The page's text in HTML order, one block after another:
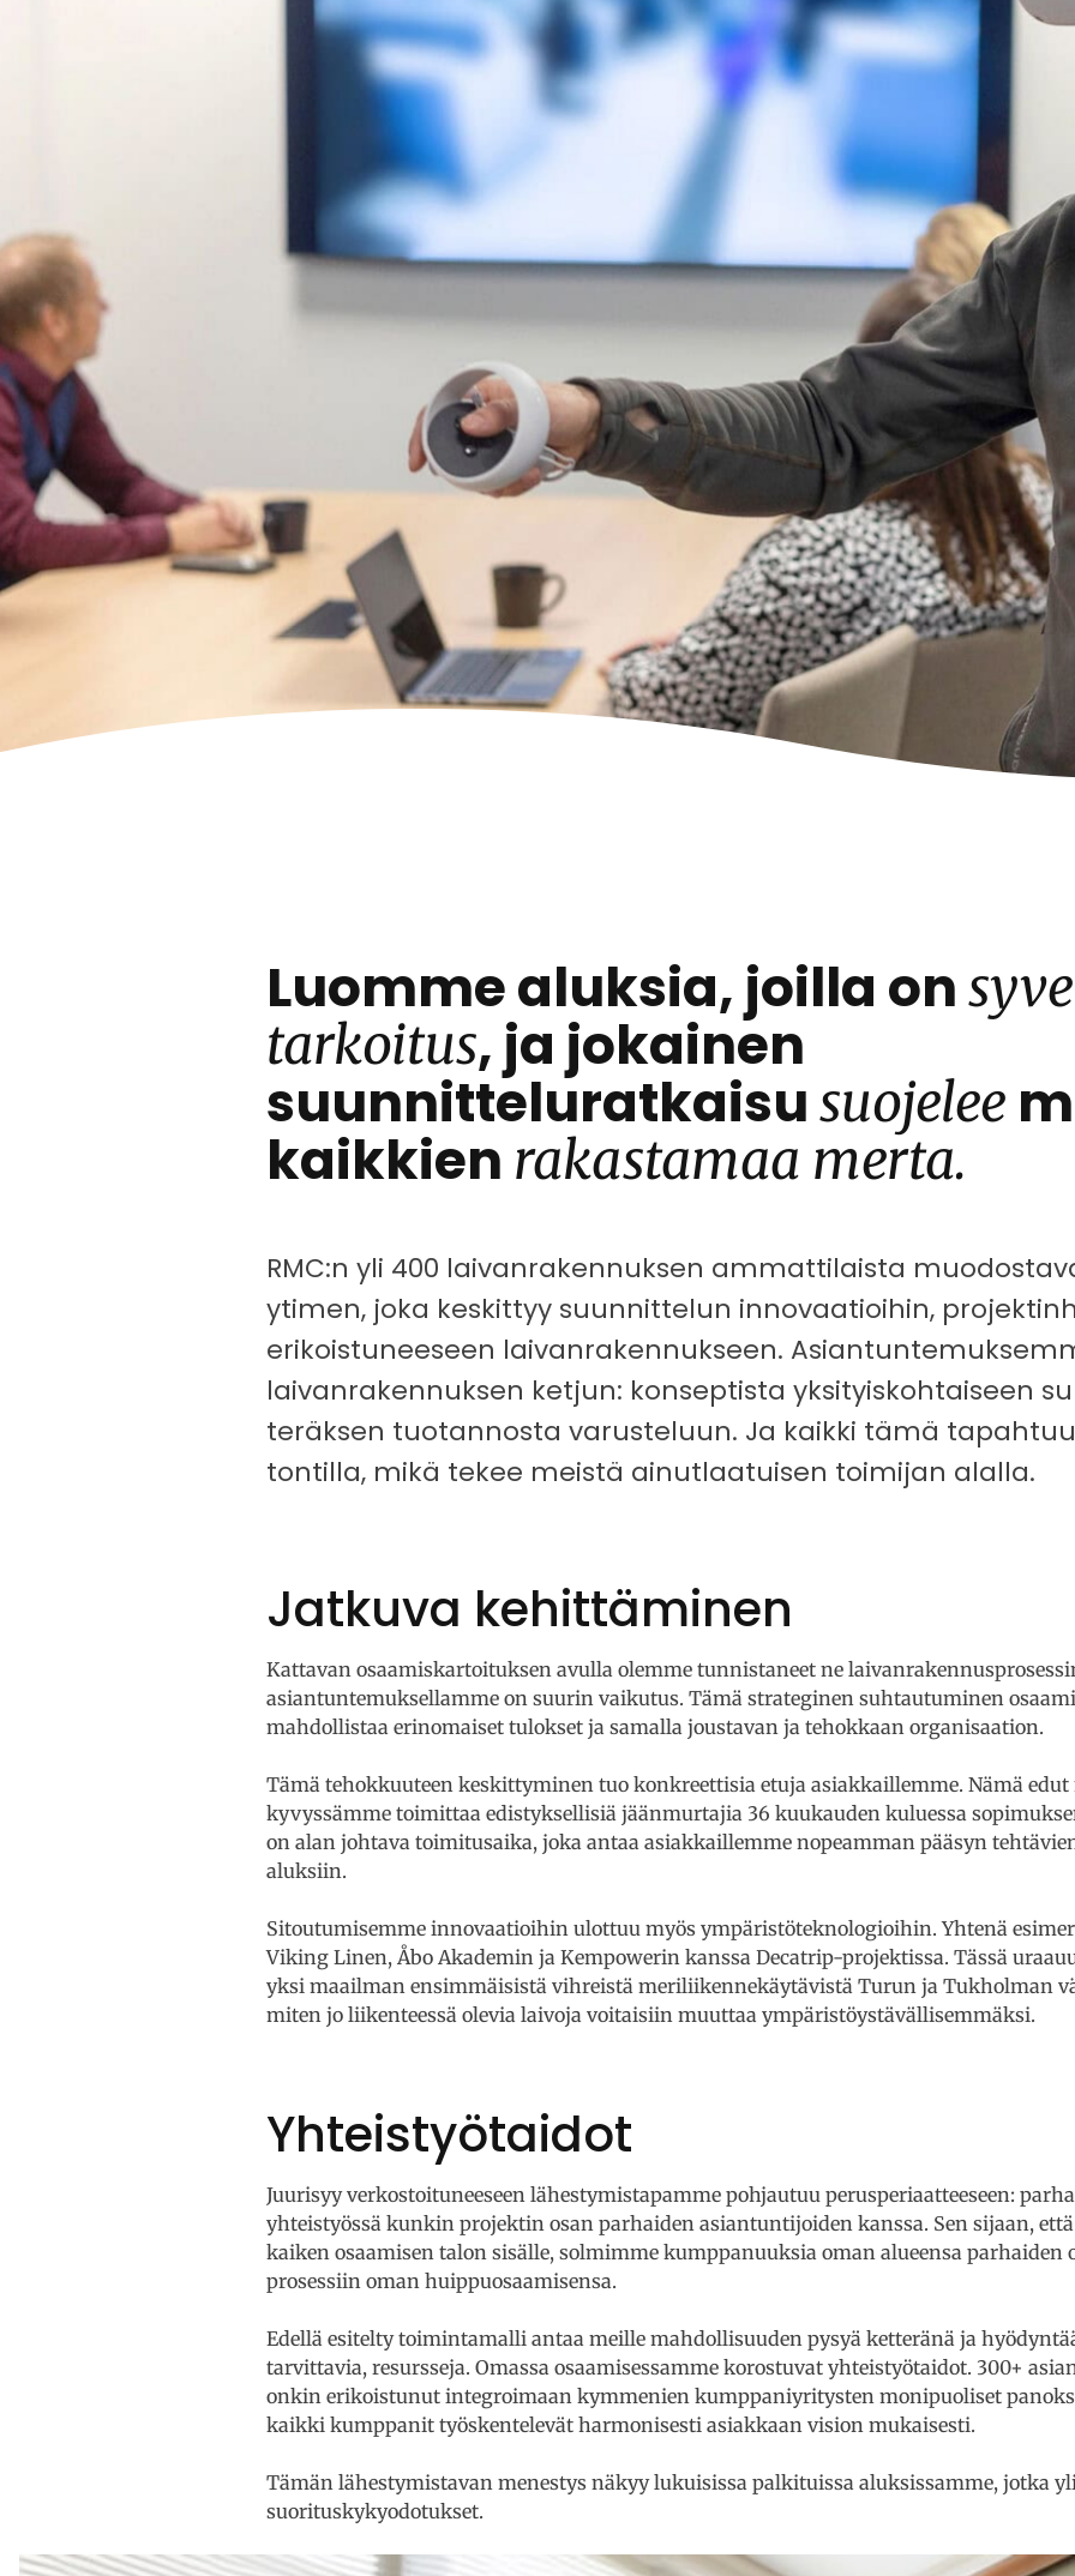
Luomme aluksia, joilla on
tarkoitus, ja jokainen
suunnitteluratkaisu suojelee
kaikkien rakastamaa merta.
RMC:n yli 400 laivanrakennuksen ammattilaista
ytimen, joka keskittyy suunnittelun innovaatioihin,
erikoistuneeseen laivanrakennukseen.
laivanrakennuksen ketjun: konseptista yksityiskohtaiseen
teräksen tuotannosta varusteluun. Ja kaikki tämä
tontilla, mikä tekee meistä ainutlaatuisen toimijan alalla.
Jatkuva kehittäminen
Kattavan osaamiskartoituksen avulla olemme tunnistaneet ne
asiantuntemuksellamme on suurin vaikutus. Tämä strateginen suhtautuminen
mahdollistaa erinomaiset tulokset ja samalla joustavan ja tehokkaan organisaation.
Tämä tehokkuuteen keskittyminen tuo konkreettisia etuja asiakkaillemme. Nämä
kyvyssämme toimittaa edistyksellisiä jäänmurtajia 36 kuukauden kuluessa
on alan johtava toimitusaika, joka antaa asiakkaillemme nopeamman pääsyn
aluksiin.
Sitoutumisemme innovaatioihin ulottuu myös ympäristöteknologioihin. Yhtenä
Viking Linen, Åbo Akademin ja Kempowerin kanssa Decatrip-projektissa. Tässä
yksi maailman ensimmäisistä vihreistä meriliikennekäytävistä Turun ja Tukholman
miten jo liikenteessä olevia laivoja voitaisiin muuttaa ympäristöystävällisemmäksi.
Yhteistyötaidot
Juurisyy verkostoituneeseen lähestymistapamme pohjautuu perusperiaatteeseen:
yhteistyössä kunkin projektin osan parhaiden asiantuntijoiden kanssa. Sen sijaan,
kaiken osaamisen talon sisälle, solmimme kumppanuuksia oman alueensa parhaiden
prosessiin oman huippuosaamisensa.
Edellä esitelty toimintamalli antaa meille mahdollisuuden pysyä ketteränä ja
tarvittavia, resursseja. Omassa osaamisessamme korostuvat yhteistyötaidot. 300+
onkin erikoistunut integroimaan kymmenien kumppaniyritysten monipuoliset
kaikki kumppanit työskentelevät harmonisesti asiakkaan vision mukaisesti.
Tämän lähestymistavan menestys näkyy lukuisissa palkituissa aluksissamme, jotka
suorituskykyodotukset.